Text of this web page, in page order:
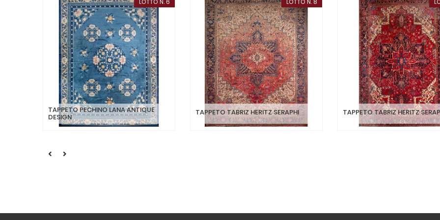
LOTTO N. 6
TAPPETO PECHINO LANA ANTIQUE
DESIGN
LOTTO N. 8
TAPPETO TABRIZ HERITZ SERAPHI TAPPETO TABRIZ HERITZ